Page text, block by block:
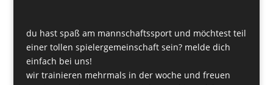
du hast spaß am mannschaftssport und möchtest teil
einer tollen spielergemeinschaft sein? melde dich
einfach bei uns!
wir trainieren mehrmals in der woche und freuen